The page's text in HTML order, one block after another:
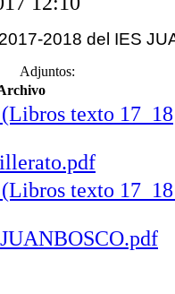
2018 del IES
Adjuntos: